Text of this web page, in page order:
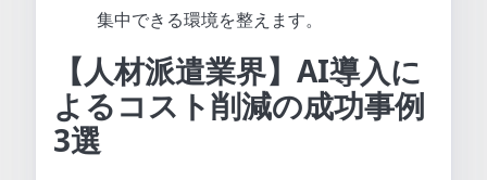
集中できる環境を整えます。
【人材派遣業界】AI導入に
よるコスト削減の成功事例
3選